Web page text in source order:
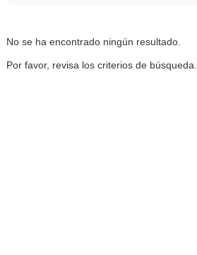
No se ha encontrado ningún resultado.
Por favor, revisa los criterios de búsqueda.